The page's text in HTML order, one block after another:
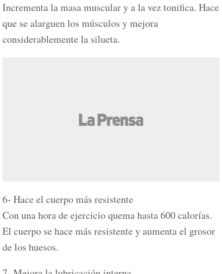
Incrementa la masa muscular y a la vez tonifica. Hace
que se alarguen los músculos y mejora
considerablemente la silueta.
6- Hace el cuerpo más resistente
Con una hora de ejercicio quema hasta 600 calorías.
El cuerpo se hace más resistente y aumenta el grosor
de los huesos.